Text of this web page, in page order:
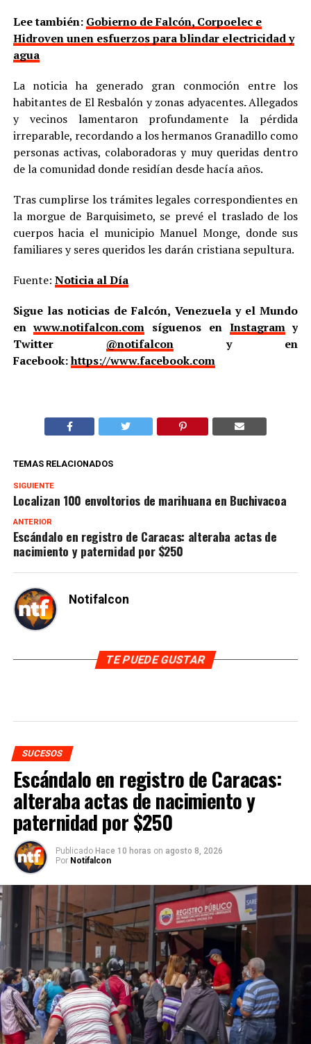
Lee también: Gobierno de Falcón, Corpoelec e
Hidroven unen esfuerzos para blindar electricidad y
agua
La noticia ha generado gran conmoción entre los
habitantes de El Resbalón y zonas adyacentes. Allegados
y vecinos lamentaron profundamente la pérdida
irreparable, recordando a los hermanos Granadillo como
personas activas, colaboradoras y muy queridas dentro
de la comunidad donde residían desde hacía años.
Tras cumplirse los trámites legales correspondientes en
la morgue de Barquisimeto, se prevé el traslado de los
cuerpos hacia el municipio Manuel Monge, donde sus
familiares y seres queridos les darán cristiana sepultura.
Fuente: Noticia al Día
Sigue las noticias de Falcón, Venezuela y el Mundo
enwww.notifalcon.com síguenos en Instagramy
Twitter @notifalcony en
Facebook:https://www.facebook.com
TEMAS RELACIONADOS
SIGUIENTE
Localizan 100 envoltorios de marihuana en Buchivacoa
ANTERIOR
Escándalo en registro de Caracas: alteraba actas de
nacimiento y paternidad por $250
Notifalcon
TE PUEDE GUSTAR
SUCESOS
Escándalo en registro de Caracas:
alteraba actas de nacimiento y
paternidad por $250
Publicado Hace 10 horas on agosto 8, 2026
Por Notifalcon